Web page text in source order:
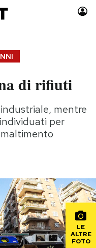
Consumismi
Storie/Idee
Altrecose
Mondiali calcio 2026
di rifiuti
mentre
per
LE
ALTRE
FOTO